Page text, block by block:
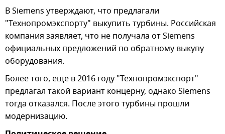
В Siemens утверждают, что предлагали
"Технопромэкспорту" выкупить турбины. Российская
компания заявляет, что не получала от Siemens
официальных предложений по обратному выкупу
оборудования.
Более того, еще в 2016 году "Технопромэкспорт"
предлагал такой вариант концерну, однако Siemens
тогда отказался. После этого турбины прошли
модернизацию.